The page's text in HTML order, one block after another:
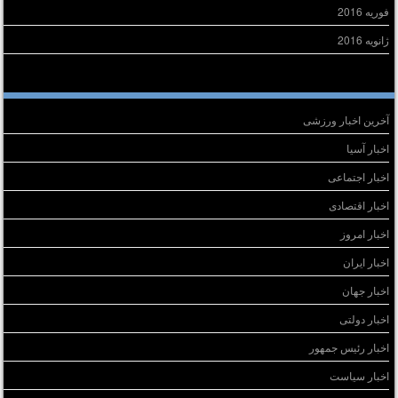
فوریه 2016
ژانویه 2016
آخرین اخبار ورزشی
اخبار آسیا
اخبار اجتماعی
اخبار اقتصادی
اخبار امروز
اخبار ایران
اخبار جهان
اخبار دولتی
اخبار رئیس جمهور
اخبار سیاست